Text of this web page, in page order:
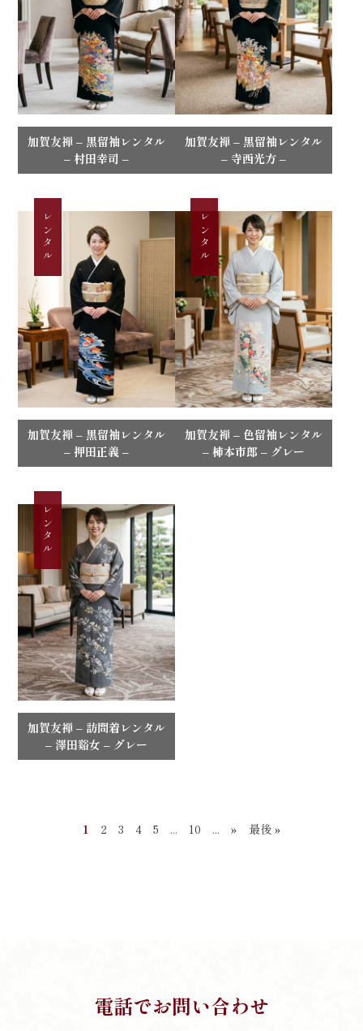
加賀友禅 – 黒留袖レンタル
– 村田幸司 –
加賀友禅 – 黒留袖レンタル
– 寺西光方 –
レンタル
加賀友禅 – 黒留袖レンタル
– 押田正義 –
レンタル
加賀友禅 – 色留袖レンタル
– 柿本市郎 – グレー
レンタル
加賀友禅 – 訪問着レンタル
– 澤田谿女 – グレー
1 2 3 4 5 ... 10 ... » 最後 »
電話でお問い合わせ